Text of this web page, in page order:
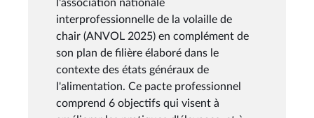
l'association nationale
interprofessionnelle de la volaille de
chair (ANVOL 2025) en complément de
son plan de filière élaboré dans le
contexte des états généraux de
l'alimentation. Ce pacte professionnel
comprend 6 objectifs qui visent à